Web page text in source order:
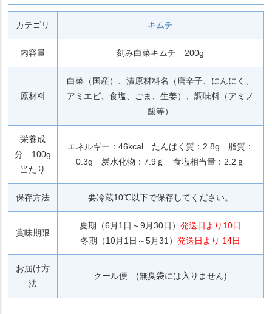
カテゴリ キムチ
内容量 刻み白菜キムチ 200g
原材料
白菜（国産）、漬原材料名（唐辛子、にんにく、
アミエビ、食塩、ごま、生姜）、調味料（アミノ
酸等）
栄養成
分 100g
当たり
エネルギー：46kcal たんぱく質：2.8g 脂質：
0.3g 炭水化物：7.9ｇ 食塩相当量：2.2ｇ
保存方法 要冷蔵10℃以下で保存してください。
賞味期限
夏期（6月1日～9月30日）発送日より10日
冬期（10月1日～5月31）発送日より 14日
お届け方
法
クール便 (無臭袋には入りません)